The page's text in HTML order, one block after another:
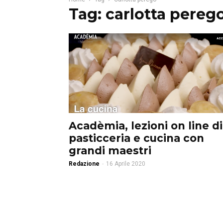
Tag: carlotta
Acadèmia, lezioni on line di
pasticceria e cucina con
grandi maestri
Redazione - 16 Aprile 2020